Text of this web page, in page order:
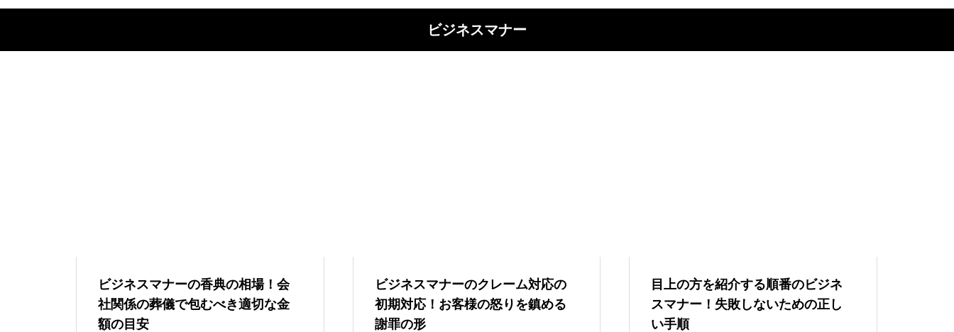
ビジネスマナー
ビジネスマナーの香典の相場！会
社関係の葬儀で包むべき適切な金
額の目安
ビジネスマナーのクレーム対応の
初期対応！お客様の怒りを鎮める
謝罪の形
目上の方を紹介する順番のビジネ
スマナー！失敗しないための正し
い手順